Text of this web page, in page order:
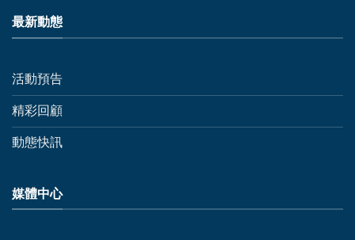
最新動態
活動預告
精彩回顧
動態快訊
媒體中心